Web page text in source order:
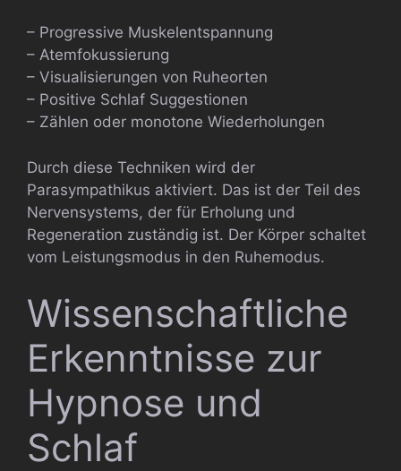
– Progressive Muskelentspannung
– Atemfokussierung
– Visualisierungen von Ruheorten
– Positive Schlaf Suggestionen
– Zählen oder monotone Wiederholungen
Durch diese Techniken wird der
Parasympathikus aktiviert. Das ist der Teil des
Nervensystems, der für Erholung und
Regeneration zuständig ist. Der Körper schaltet
vom Leistungsmodus in den Ruhemodus.
Wissenschaftliche
Erkenntnisse zur
Hypnose und
Schlaf